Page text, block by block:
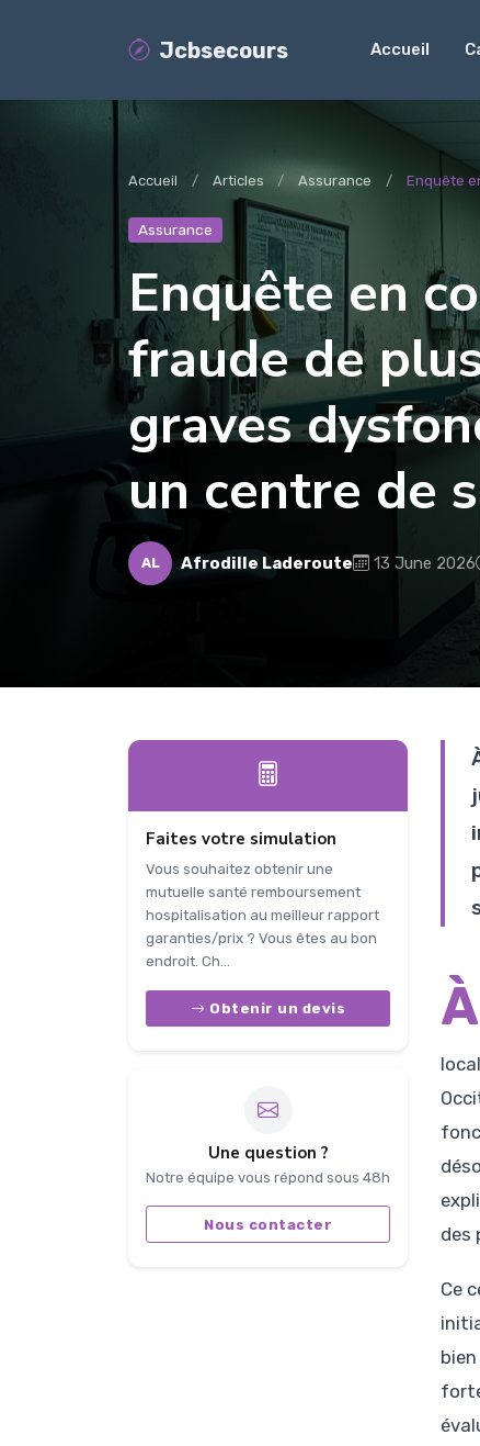
Jcbsecours Accueil
Accueil Articles Assurance Enquête
Assurance
Enquête en
fraude de
graves
un centre de
AL Afrodille Laderoute 13 June 2026
Faites votre simulation
Vous souhaitez obtenir une
mutuelle santé remboursement
hospitalisation au meilleur rapport
garanties/prix ? Vous êtes au bon
endroit. Ch...
Obtenir un devis
Une question ?
Notre équipe vous répond sous 48h
Nous contacter
À
des
Ce